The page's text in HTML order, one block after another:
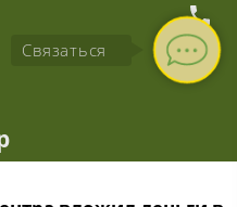
Связаться